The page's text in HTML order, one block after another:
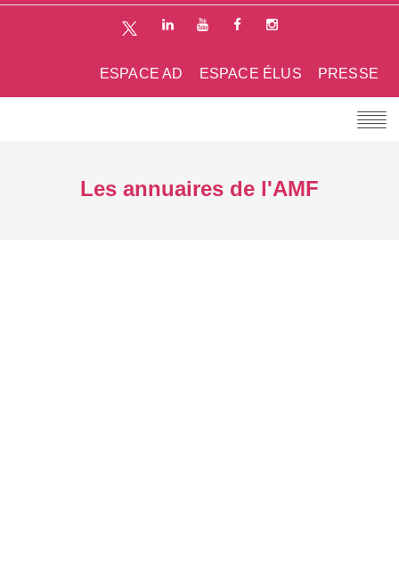
PRESSE
ESPACE ÉLUS
ESPACE AD
Les annuaires de l'AMF